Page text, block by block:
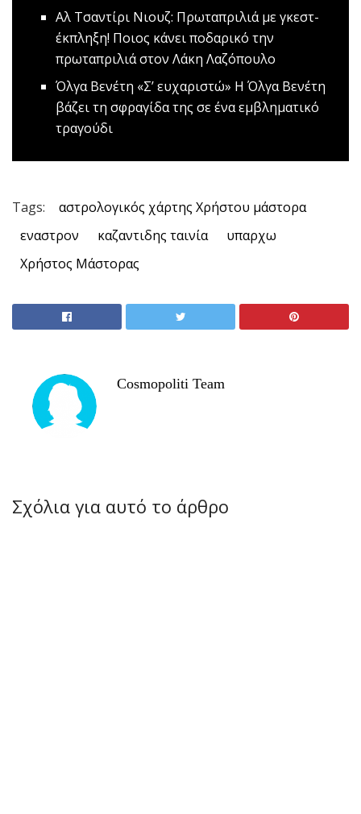
Αλ Τσαντίρι Νιουζ: Πρωταπριλιά με γκεστ-
έκπληξη! Ποιος κάνει ποδαρικό την
πρωταπριλιά στον Λάκη Λαζόπουλο
Όλγα Βενέτη «Σ’ ευχαριστώ» Η Όλγα Βενέτη
βάζει τη σφραγίδα της σε ένα εμβληματικό
τραγούδι
Tags:
αστρολογικός χάρτης Χρήστου μάστορα
εναστρον
καζαντιδης ταινία
υπαρχω
Χρήστος Μάστορας
Cosmopoliti Team
Σχόλια για αυτό το άρθρο